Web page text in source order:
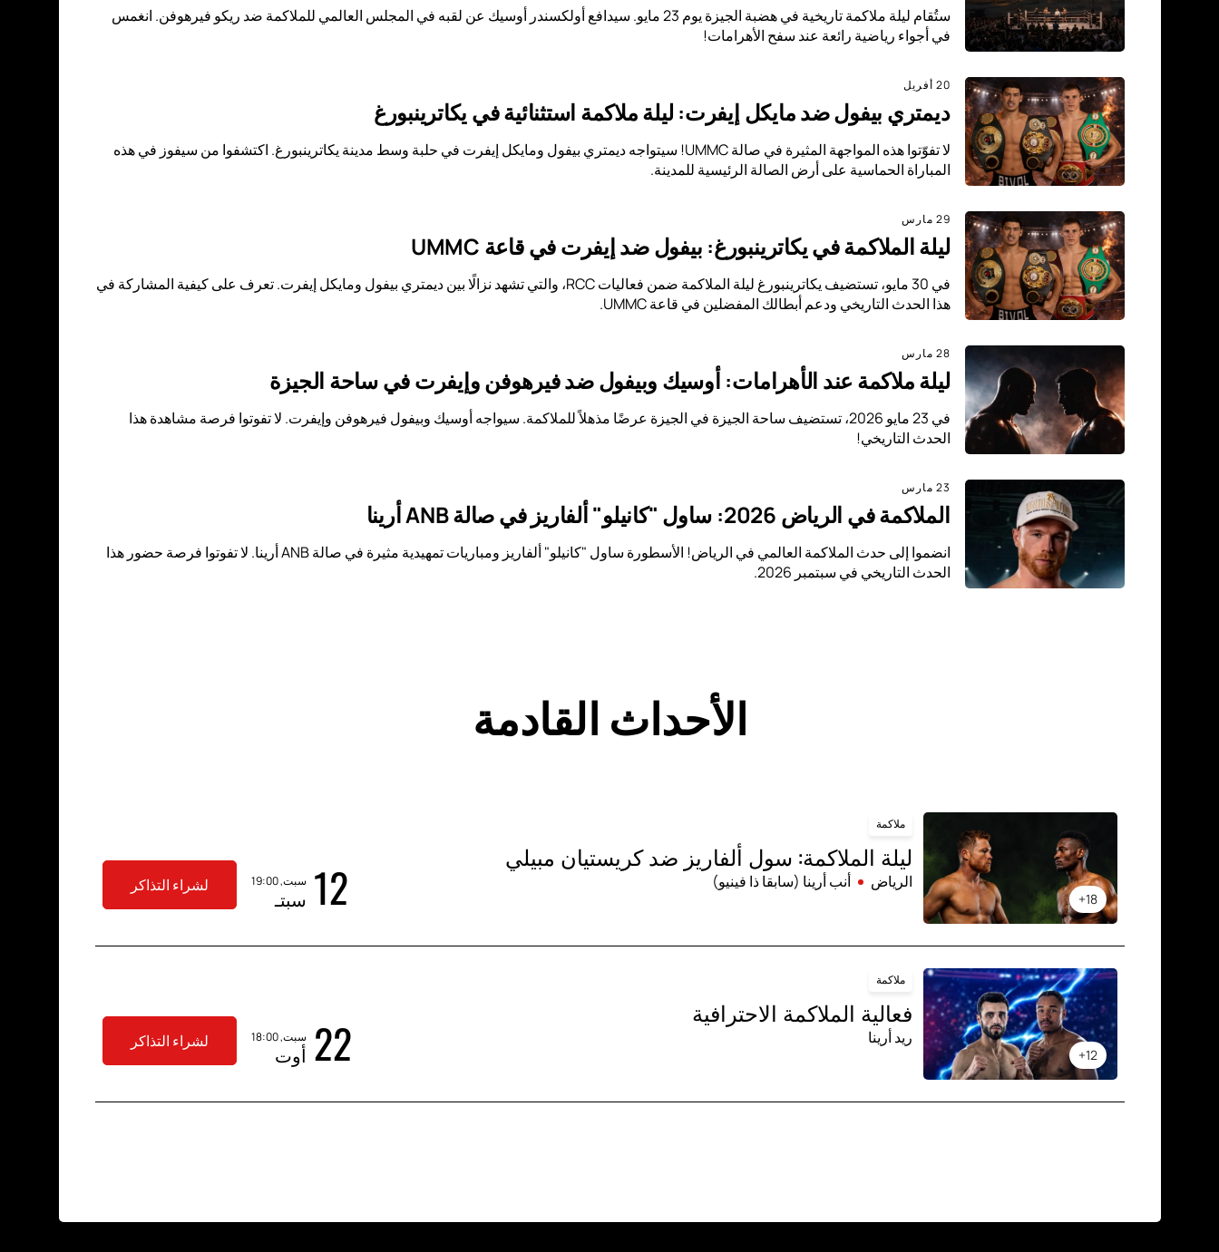
ستُقام ليلة ملاكمة تاريخية في هضبة الجيزة يوم 23 مايو. سيدافع أولكسندر أوسيك عن لقبه في المجلس العالمي للملاكمة ضد ريكو فيرهوفن. انغمس
في أجواء رياضية رائعة عند سفح الأهرامات!
20 أفريل
ديمتري بيفول ضد مايكل إيفرت: ليلة ملاكمة استثنائية في يكاترينبورغ
لا تفوّتوا هذه المواجهة المثيرة في صالة UMMC! سيتواجه ديمتري بيفول ومايكل إيفرت في حلبة وسط مدينة يكاترينبورغ. اكتشفوا من سيفوز في هذه
المباراة الحماسية على أرض الصالة الرئيسية للمدينة.
29 مارس
ليلة الملاكمة في يكاترينبورغ: بيفول ضد إيفرت في قاعة UMMC
في 30 مايو، تستضيف يكاترينبورغ ليلة الملاكمة ضمن فعاليات RCC، والتي تشهد نزالًا بين ديمتري بيفول ومايكل إيفرت. تعرف على كيفية المشاركة في
هذا الحدث التاريخي ودعم أبطالك المفضلين في قاعة UMMC.
28 مارس
ليلة ملاكمة عند الأهرامات: أوسيك وبيفول ضد فيرهوفن وإيفرت في ساحة الجيزة
في 23 مايو 2026، تستضيف ساحة الجيزة في الجيزة عرضًا مذهلاً للملاكمة. سيواجه أوسيك وبيفول فيرهوفن وإيفرت. لا تفوتوا فرصة مشاهدة هذا
الحدث التاريخي!
23 مارس
الملاكمة في الرياض 2026: ساول "كانيلو" ألفاريز في صالة ANB أرينا
انضموا إلى حدث الملاكمة العالمي في الرياض! الأسطورة ساول "كانيلو" ألفاريز ومباريات تمهيدية مثيرة في صالة ANB أرينا. لا تفوتوا فرصة حضور هذا
الحدث التاريخي في سبتمبر 2026.
الأحداث القادمة
18+
ملاكمة
ليلة الملاكمة: سول ألفاريز ضد كريستيان مبيلي
الرياض أنب أرينا (سابقا ذا فينيو) 12 سبت, 19:00
سبتـ لشراء التذاكر
12+
ملاكمة
فعالية الملاكمة الاحترافية
ريد أرينا 22 سبت, 18:00
أوت لشراء التذاكر